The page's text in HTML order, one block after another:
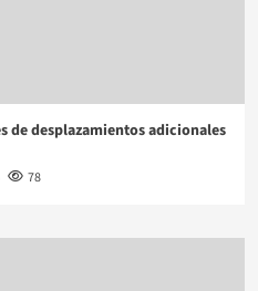
de desplazamientos adicionales
78